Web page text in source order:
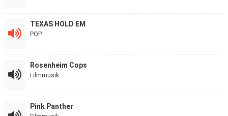
TEXAS HOLD EM
POP
Rosenheim Cops
Filmmusik
Pink Panther